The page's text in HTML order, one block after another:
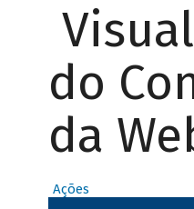
do
da
Ações